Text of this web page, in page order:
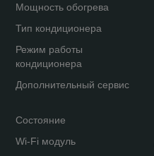
Мощность обогрева
Тип кондиционера
Режим работы
кондиционера
Дополнительный сервис
Состояние
Wi-Fi модуль